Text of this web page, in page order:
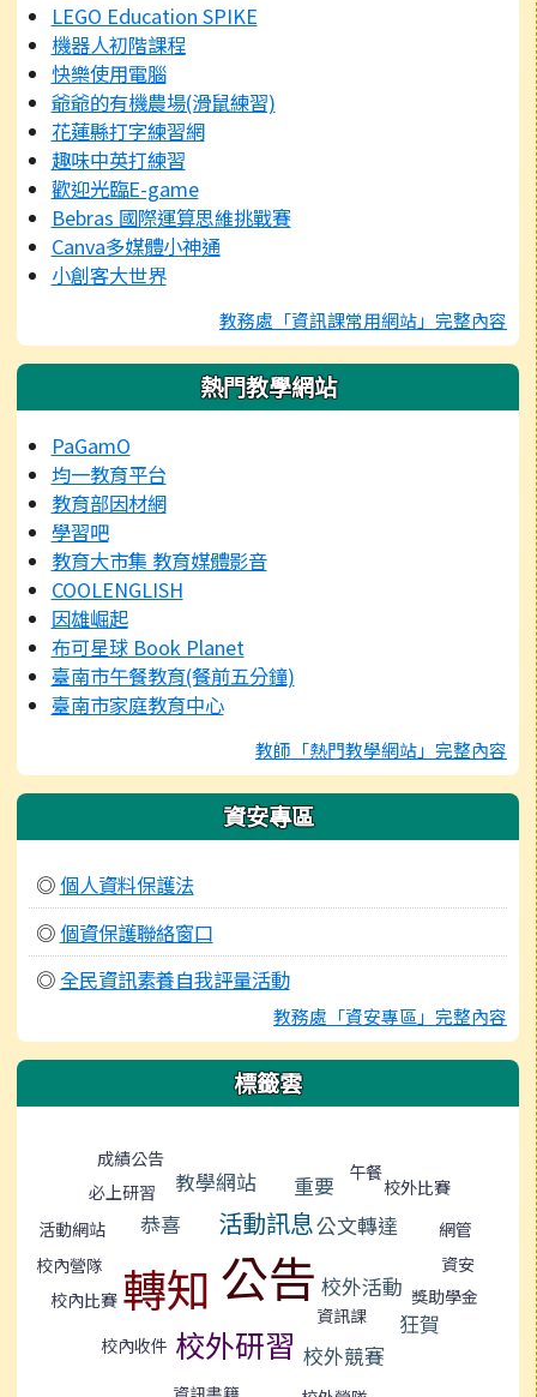
LEGO Education SPIKE
機器人初階課程
快樂使用電腦
爺爺的有機農場(滑鼠練習)
花蓮縣打字練習網
趣味中英打練習
歡迎光臨E-game
Bebras 國際運算思維挑戰賽
Canva多媒體小神通
小創客大世界
教務處「資訊課常用網站」完整內容
熱門教學網站
PaGamO
均一教育平台
教育部因材網
學習吧
教育大市集 教育媒體影音
COOLENGLISH
因雄崛起
布可星球 Book Planet
臺南市午餐教育(餐前五分鐘)
臺南市家庭教育中心
教師「熱門教學網站」完整內容
資安專區
◎個人資料保護法
◎個資保護聯絡窗口
◎全民資訊素養自我評量活動
教務處「資安專區」完整內容
標籤雲
成績公告
必上研習
教學網站 重要 午餐
校外比賽
活動網站
恭喜 活動訊息公文轉達
網管
校內營隊
轉知 公告
資安
校內比賽
校外活動 獎助學金
校內收件 校外研習
資訊課
狂賀
校外競賽